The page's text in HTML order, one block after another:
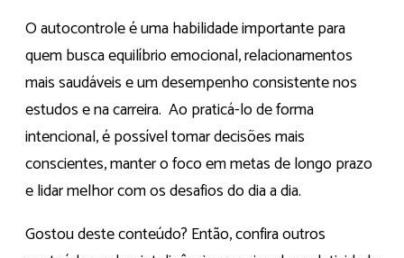
O autocontrole é uma habilidade importante para
quem busca equilíbrio emocional, relacionamentos
mais saudáveis e um desempenho consistente nos
estudos e na carreira. Ao praticá-lo de forma
intencional, é possível tomar decisões mais
conscientes, manter o foco em metas de longo prazo
e lidar melhor com os desafios do dia a dia.
Gostou deste conteúdo? Então, confira outros